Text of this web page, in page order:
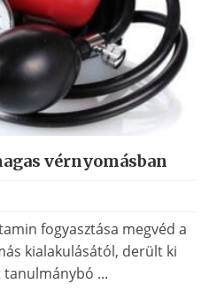
vérnyomásban
fogyasztása megvéd a
kialakulásától, derült ki
...